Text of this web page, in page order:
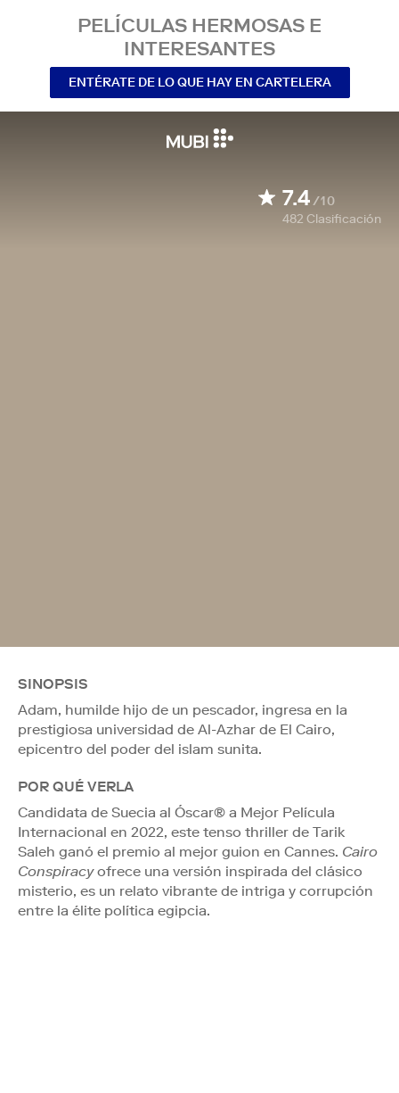
PELÍCULAS HERMOSAS E
INTERESANTES
ENTÉRATE DE LO QUE HAY EN CARTELERA
7.4/10
482 Clasificación
SINOPSIS
Adam, humilde hijo de un pescador, ingresa en la
prestigiosa universidad de Al-Azhar de El Cairo,
epicentro del poder del islam sunita.
POR QUÉ VERLA
Candidata de Suecia al Óscar® a Mejor Película
Internacional en 2022, este tenso thriller de Tarik
Saleh ganó el premio al mejor guion en Cannes. Cairo
Conspiracyofrece una versión inspirada del clásico
misterio, es un relato vibrante de intriga y corrupción
entre la élite política egipcia.